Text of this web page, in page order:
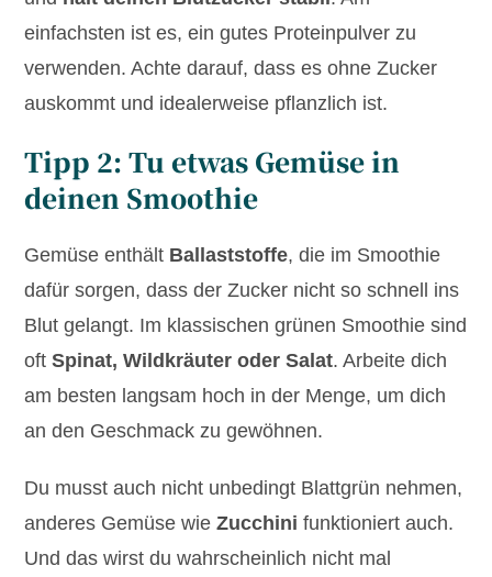
einfachsten ist es, ein gutes Proteinpulver zu
verwenden. Achte darauf, dass es ohne Zucker
auskommt und idealerweise pflanzlich ist.
Tipp 2: Tu etwas Gemüse in
deinen Smoothie
Gemüse enthält Ballaststoffe, die im Smoothie
dafür sorgen, dass der Zucker nicht so schnell ins
Blut gelangt. Im klassischen grünen Smoothie sind
oftSpinat, Wildkräuter oder Salat. Arbeite dich
am besten langsam hoch in der Menge, um dich
an den Geschmack zu gewöhnen.
Du musst auch nicht unbedingt Blattgrün nehmen,
anderes Gemüse wieZucchini funktioniert auch.
Und das wirst du wahrscheinlich nicht mal